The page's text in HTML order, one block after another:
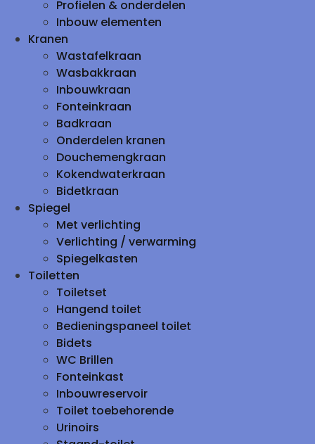
Profielen & onderdelen
Inbouw elementen
Kranen
Wastafelkraan
Wasbakkraan
Inbouwkraan
Fonteinkraan
Badkraan
Onderdelen kranen
Douchemengkraan
Kokendwaterkraan
Bidetkraan
Spiegel
Met verlichting
Verlichting / verwarming
Spiegelkasten
Toiletten
Toiletset
Hangend toilet
Bedieningspaneel toilet
Bidets
WC Brillen
Fonteinkast
Inbouwreservoir
Toilet toebehorende
Urinoirs